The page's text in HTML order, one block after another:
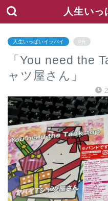
人生いっ
人生いっぱいイッパイ PR
「You need the
ャツ屋さん」